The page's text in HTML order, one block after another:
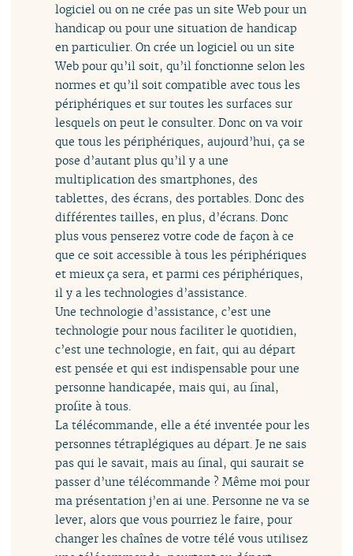
logiciel ou on ne crée pas un site Web pour un
handicap ou pour une situation de handicap
en particulier. On crée un logiciel ou un site
Web pour qu’il soit, qu’il fonctionne selon les
normes et qu’il soit compatible avec tous les
périphériques et sur toutes les surfaces sur
lesquels on peut le consulter. Donc on va voir
que tous les périphériques, aujourd’hui, ça se
pose d’autant plus qu’il y a une
multiplication des smartphones, des
tablettes, des écrans, des portables. Donc des
différentes tailles, en plus, d’écrans. Donc
plus vous penserez votre code de façon à ce
que ce soit accessible à tous les périphériques
et mieux ça sera, et parmi ces périphériques,
il y a les technologies d’assistance.
Une technologie d’assistance, c’est une
technologie pour nous faciliter le quotidien,
c’est une technologie, en fait, qui au départ
est pensée et qui est indispensable pour une
personne handicapée, mais qui, au final,
profite à tous.
La télécommande, elle a été inventée pour les
personnes tétraplégiques au départ. Je ne sais
pas qui le savait, mais au final, qui saurait se
passer d’une télécommande ? Même moi pour
ma présentation j’en ai une. Personne ne va se
lever, alors que vous pourriez le faire, pour
changer les chaînes de votre télé vous utilisez